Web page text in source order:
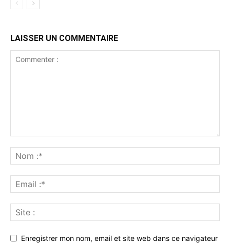
LAISSER UN COMMENTAIRE
Enregistrer mon nom, email et site web dans ce navigateur